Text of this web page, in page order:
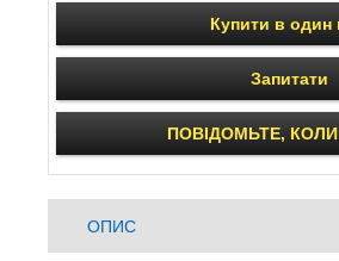
Купити в один
Запитати
ПОВІДОМЬТЕ, КОЛИ
ОПИС